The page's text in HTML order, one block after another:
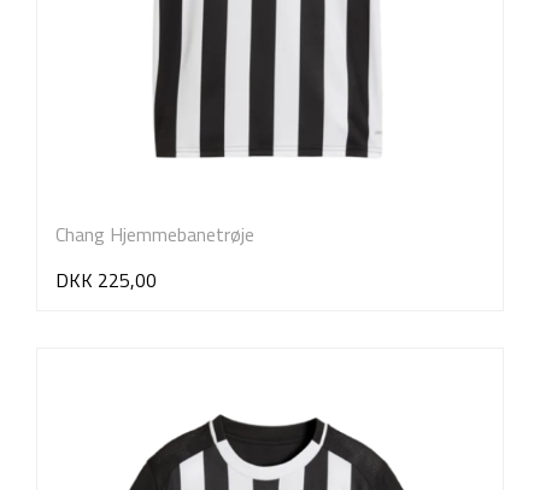
Chang Hjemmebanetrøje
DKK 225,00